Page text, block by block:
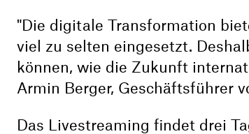
"Die digitale Transformation
viel zu selten eingesetzt.
können, wie die Zukunft
Armin Berger, Geschäftsführer
Das Livestreaming findet drei